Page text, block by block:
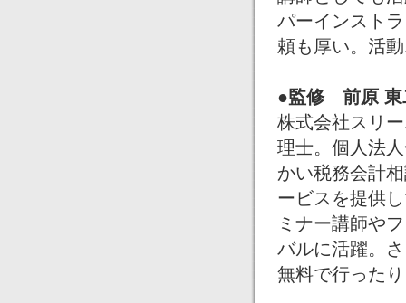
パーインスト
頼も厚い。活
●監修 前原 東
株式会社スリ
理士。個人法
かい税務会計
ービスを提供
ミナー講師や
バルに活躍。
無料で行った